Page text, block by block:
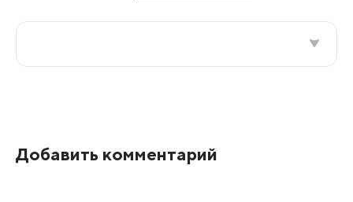
Добавить комментарий